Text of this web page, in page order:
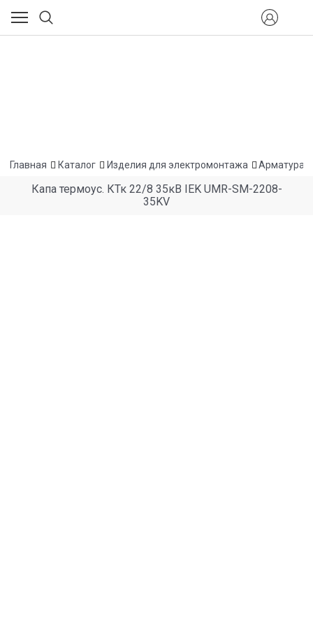
Главная Каталог Изделия для электромонтажа Арматура
Капа термоус. КТк 22/8 35кВ IEK UMR-SM-2208-
35KV